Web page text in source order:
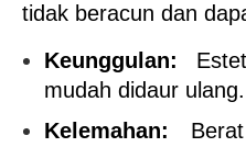
tidak beracun dan
Keunggulan:
mudah didaur ulang.
Kelemahan: